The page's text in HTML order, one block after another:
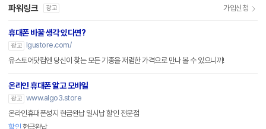
파워링크 광고 가입신청
휴대폰 바꿀 생각 있다면?
광고
lgustore.com/
유스토어닷컴엔 당신이 찾는 모든 기종을 저렴한 가격으로 만나 볼 수 있으니까!
온라인 휴대폰 알고 모바일
광고 www.algo3.store
온라인휴대폰성지 현금완납 일시납 할인 전문점
할인 현금완납